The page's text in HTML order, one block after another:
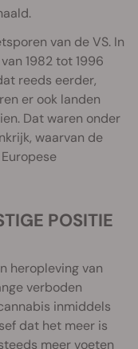
van de VS. In
1982 tot 1996
reeds eerder,
er ook landen
Dat waren onder
waarvan de
heropleving van
verboden
inmiddels
dat het meer is
meer voeten